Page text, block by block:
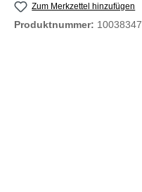
Zum Merkzettel hinzufügen
Produktnummer: 10038347